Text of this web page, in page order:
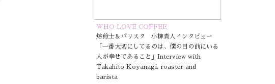
WHO LOVE COFFEE
焙煎士＆バリスタ 小柳貴人インタビュー
「一番大切にしてるのは、僕の目の前にいる
人が幸せであること」Interview with
Takahito Koyanagi, roaster and
barista